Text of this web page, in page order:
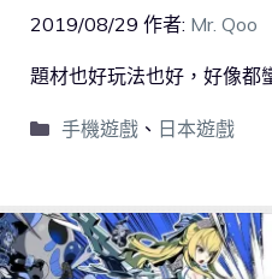
2019/08/29 作者: Mr. Qoo
題材也好玩法也好，好像都
手機遊戲、 日本遊戲